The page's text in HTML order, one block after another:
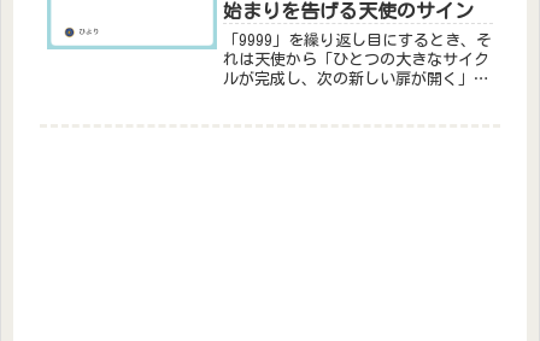
始まりを告げる天使のサイン
「9999」を繰り返し目にするとき、そ
れは天使から「ひとつの大きなサイク
ルが完成し、次の新しい扉が開く」と